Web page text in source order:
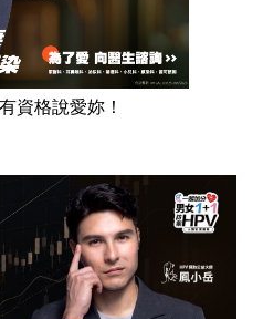
資格說愛妳！